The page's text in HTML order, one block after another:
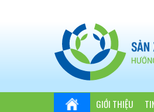
GIỚI THIỆU